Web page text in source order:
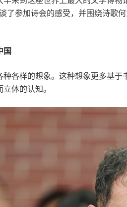
了参加诗会的感受，并围绕诗
国
各样的想象。这种想象更多基
体的认知。